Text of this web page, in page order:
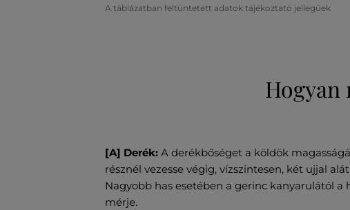
A táblázatban feltüntetett adatok tájékoztató jellegűek
Hogyan
[A] Derék: A derékbőséget a köldök
résznél vezesse végig, vízszintesen, két ujjal
Nagyobb has esetében a gerinc kanyarulától
mérje.